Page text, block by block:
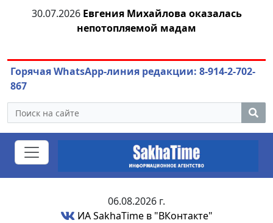
30.07.2026 Евгения Михайлова оказалась
непотопляемой мадам
Горячая WhatsApp-линия редакции: 8-914-2-702-
867
06.08.2026 г.
ИА SakhaTime в "ВКонтакте"